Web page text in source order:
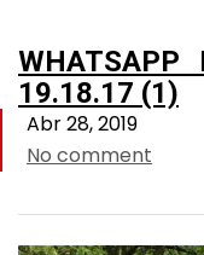
WHATSAPP
19.18.17 (1)
Abr 28, 2019
No comment